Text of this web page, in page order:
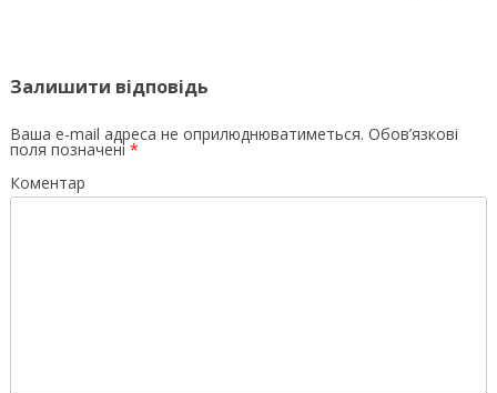
Залишити відповідь
Ваша e-mail адреса не оприлюднюватиметься. Обов’язкові
поля позначені *
Коментар